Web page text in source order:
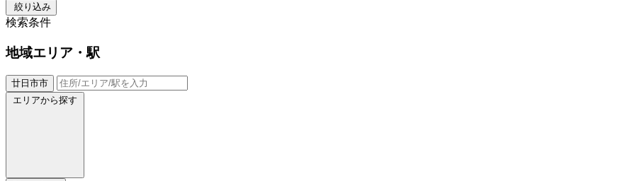
絞り込み
検索条件
地域エリア・駅
廿日市市
エリアから探す